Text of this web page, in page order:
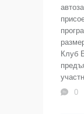
Клуб
0